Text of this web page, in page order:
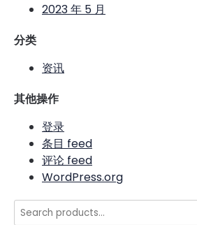
2023 年 5 月
分类
资讯
其他操作
登录
条目 feed
评论 feed
WordPress.org
Search